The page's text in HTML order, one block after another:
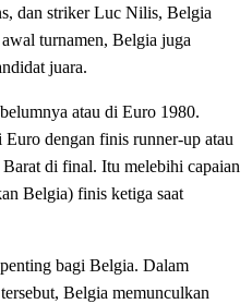
dan striker Luc Nilis, Belgia
turnamen, Belgia juga
juara.
atau di Euro 1980.
dengan finis runner-up atau
di final. Itu melebihi capaian
Belgia) finis ketiga saat
bagi Belgia. Dalam
Belgia memunculkan